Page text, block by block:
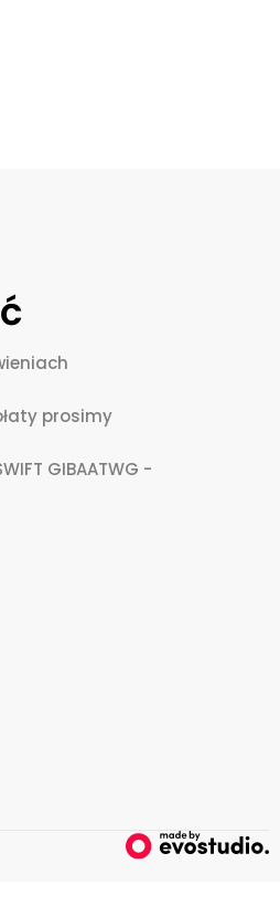
prosimy
GIBAATWG -